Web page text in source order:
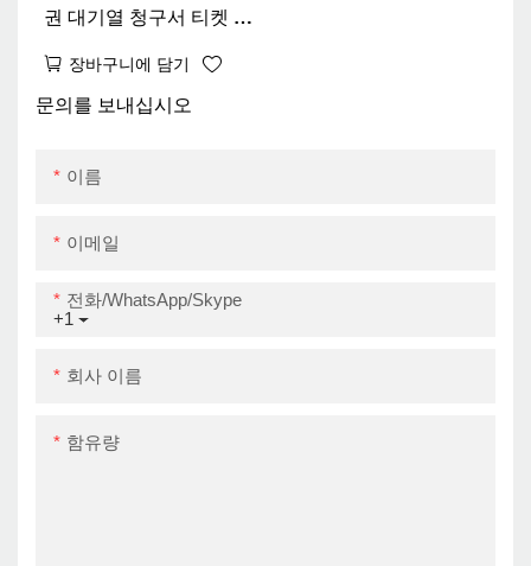
권 대기열 청구서 티켓 프
-Fi Bluetooth
장바구니에 담기
문의를 보내십시오
이름
이메일
+1
전화/WhatsApp/Skype
회사 이름
함유량